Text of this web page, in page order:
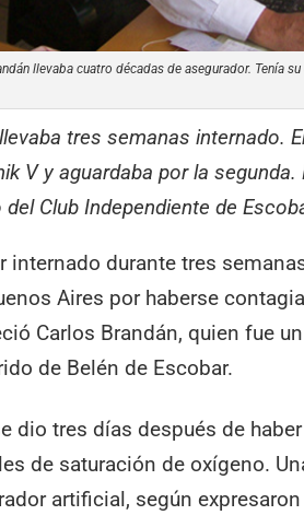
llevaba cuatro décadas de asegurador. Tenía
tres semanas internado.
V y aguardaba por la
Club Independiente de
internado durante tres
Aires por haberse
Carlos Brandán, quien fue
de Belén de Escobar.
dio tres días después de
de saturación de oxígeno.
artificial, según